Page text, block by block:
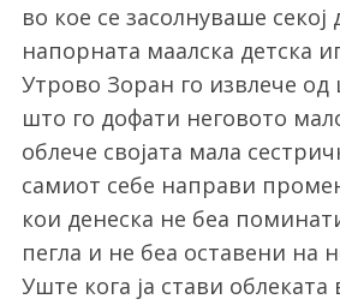
во кое се засолнуваше секој
напорната маалска детска
Утрово Зоран го извлече
што го дофати неговото
облече својата мала
самиот себе направи
кои денеска не беа
пегла и не беа оставени на
Уште кога ја стави облеката